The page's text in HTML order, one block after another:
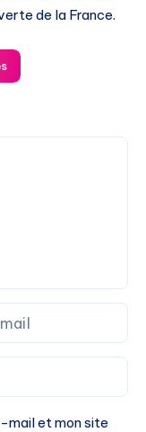
de la France.
mail et mon site